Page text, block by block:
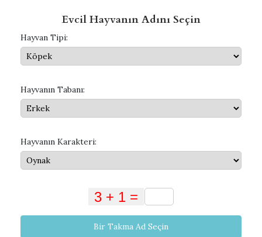
Evcil Hayvanın Adını Seçin
Hayvan Tipi:
Hayvanın Tabanı:
Hayvanın Karakteri:
Bir Takma Ad Seçin